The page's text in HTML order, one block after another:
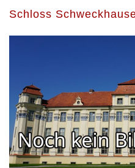
Schloss